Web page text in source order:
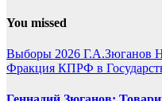
You missed
Выборы 2026 Г.А.Зюганов
Фракция КПРФ в